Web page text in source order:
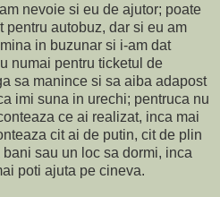
nevoie si eu de ajutor; poate
autobuz, dar si eu am
in buzunar si i-am dat
numai pentru ticketul de
sa manince si sa aiba adapost
imi suna in urechi; pentruca nu
ce ai realizat, inca mai
cit ai de putin, cit de plin
sau un loc sa dormi, inca
poti ajuta pe cineva.